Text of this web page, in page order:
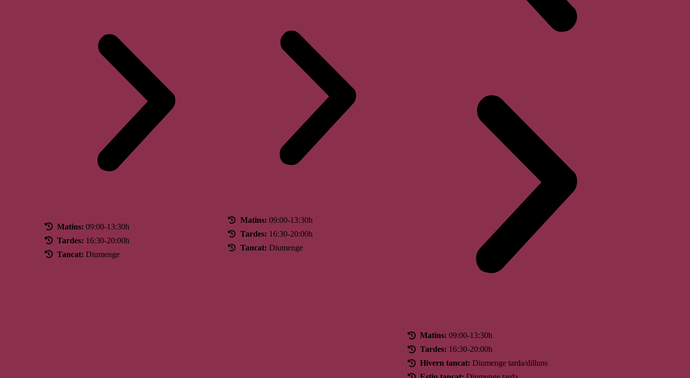
Matins: 09:00-13:30h
Tardes: 16:30-20:00h
Tancat: Diumenge
Matins: 09:00-13:30h
Tardes: 16:30-20:00h
Tancat: Diumenge
Matins: 09:00-13:30h
Tardes: 16:30-20:00h
Hivern tancat: Diumenge tarda/dilluns